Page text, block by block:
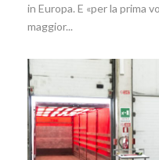
in Europa. E «per la prima
maggior...